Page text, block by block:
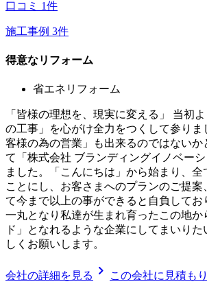
口コミ 1件
施工事例 3件
得意なリフォーム
省エネリフォーム
「皆様の理想を、現実に変える」 当初
の工事」を心がけ全力をつくして参りま
客様の為の営業」も出来るのではないか
て「株式会社 ブランディングイノベー
ました。「こんにちは」から始まり、
ことにし、お客さまへのプランのご提案
て今まで以上の事ができると自負してお
一丸となり私達が生まれ育ったこの地か
ド」となれるような企業にしてまいり
しくお願いします。
会社の詳細を見る chevron_right この会社に見積も